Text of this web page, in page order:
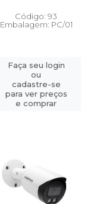
Código: 93
Embalagem: PC/01
Faça seu login
ou
cadastre-se
para ver preços
e comprar